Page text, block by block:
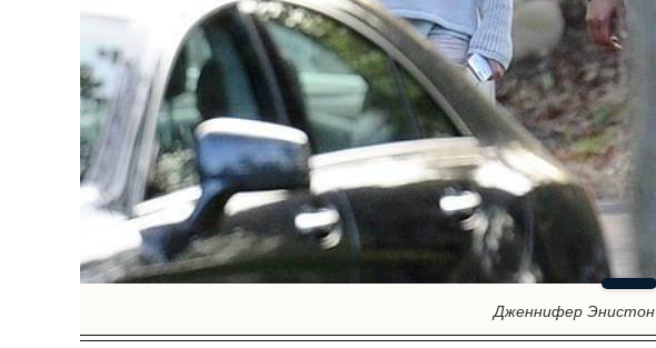
Дженнифер Энистон